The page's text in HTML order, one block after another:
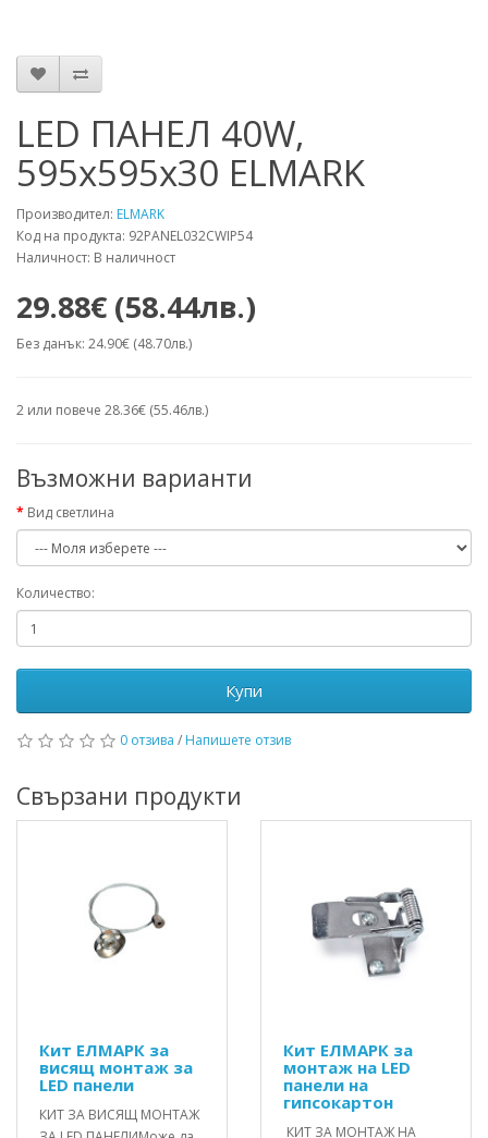
LED ПАНЕЛ 40W,
595x595x30 ELMARK
Производител: ELMARK
Код на продукта: 92PANEL032CWIP54
Наличност: В наличност
29.88€ (58.44лв.)
Без данък: 24.90€ (48.70лв.)
2 или повече 28.36€ (55.46лв.)
Възможни варианти
Вид светлина
Количество:
Купи
0 отзива / Напишете отзив
Свързани продукти
Кит ЕЛМАРК за
висящ монтаж за
LED панели
КИТ ЗА ВИСЯЩ МОНТАЖ
Кит ЕЛМАРК за
монтаж на LED
панели на
гипсокартон
КИТ ЗА МОНТАЖ НА